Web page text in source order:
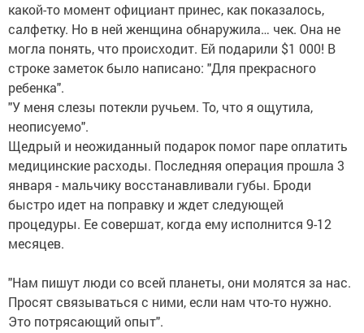
какой-то момент официант принес, как показалось,
салфетку. Но в ней женщина обнаружила… чек. Она не
могла понять, что происходит. Ей подарили $1 000! В
строке заметок было написано: "Для прекрасного
ребенка".
"У меня слезы потекли ручьем. То, что я ощутила,
неописуемо".
Щедрый и неожиданный подарок помог паре оплатить
медицинские расходы. Последняя операция прошла 3
января - мальчику восстанавливали губы. Броди
быстро идет на поправку и ждет следующей
процедуры. Ее совершат, когда ему исполнится 9-12
месяцев.
"Нам пишут люди со всей планеты, они молятся за нас.
Просят связываться с ними, если нам что-то нужно.
Это потрясающий опыт".